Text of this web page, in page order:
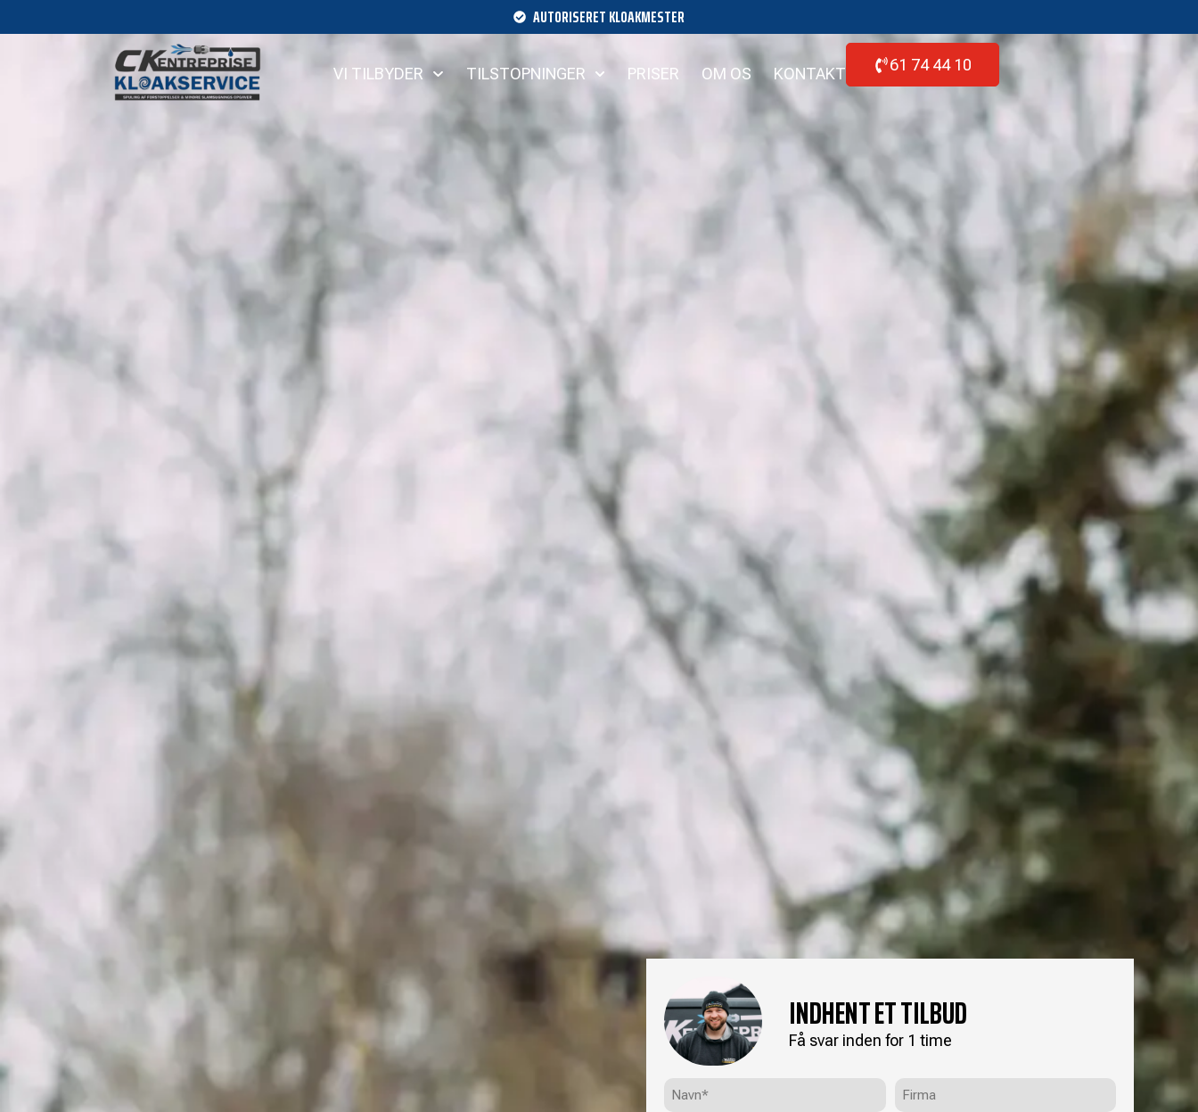
AUTORISERET KLOAKMESTER
VI TILBYDER TILSTOPNINGER PRISER OM OS KONTAKT 61 74 44 10
INDHENT ET TILBUD
Få svar inden for 1 time
(Påkrævet)